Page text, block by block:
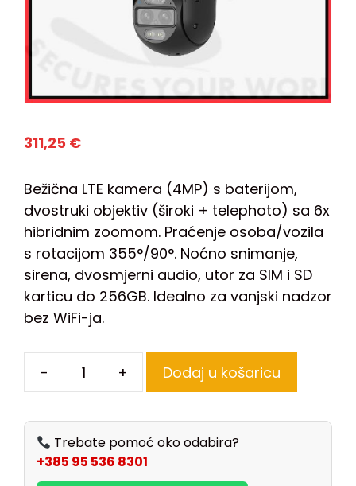
311,25 €
Bežična LTE kamera (4MP) s baterijom,
dvostruki objektiv (široki + telephoto) sa 6x
hibridnim zoomom. Praćenje osoba/vozila
s rotacijom 355°/90°. Noćno snimanje,
sirena, dvosmjerni audio, utor za SIM i SD
karticu do 256GB. Idealno za vanjski nadzor
bez WiFi-ja.
- + Dodaj u košaricu
Trebate pomoć oko odabira?
+385 95 536 8301